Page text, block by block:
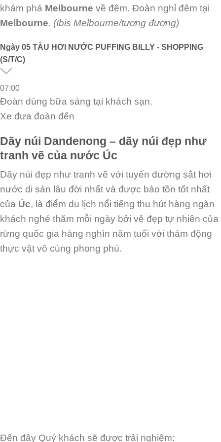
khám phá Melbourne về đêm. Đoàn nghỉ đêm tại
Melbourne. (Ibis Melbourne/tương đương)
Ngày 05 TÀU HƠI NƯỚC PUFFING BILLY - SHOPPING
(S/T/C)
07:00
Đoàn dùng bữa sáng tại khách sạn.
Xe đưa đoàn đến
Dãy núi Dandenong – dãy núi đẹp như
tranh vẽ của nước Úc
Dãy núi đẹp như tranh vẽ với tuyến đường sắt hơi
nước di sản lâu đời nhất và được bảo tồn tốt nhất
của Úc, là điểm du lịch nổi tiếng thu hút hàng ngàn
khách nghé thăm mỗi ngày bởi vẻ đẹp tự nhiên của
rừng quốc gia hàng nghìn năm tuổi với thảm động
thực vật vô cùng phong phú.
Đến đây Quý khách sẽ được trải nghiệm: